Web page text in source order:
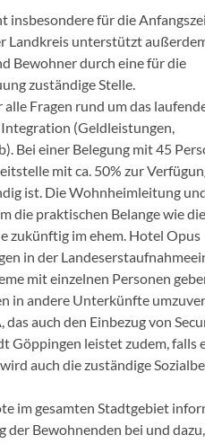
insbesondere für die
Landkreis unterstützt
Bewohner durch eine für die
zuständige Stelle.
Fragen rund um das
(Geldleistungen,
Bei einer Belegung mit 45
mit ca. 50% zur
ist. Die Wohnheimleitung
die praktischen Belange wie
zukünftig im ehem. Hotel Opus
in der
mit einzelnen Personen
in andere Unterkünfte
auch den Einbezug von
Göppingen leistet zudem, falls
auch die zuständige
im gesamten Stadtgebiet
Bewohnenden bei und